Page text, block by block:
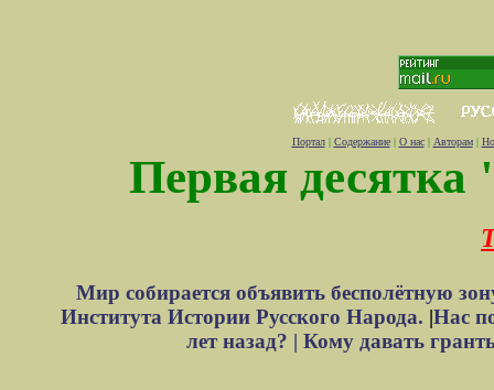
Портал| Содержание| О нас| Авторам|
Первая десятка
Мир собирается объявить бесполётную
Института Истории Русского Народа. |Нас
лет назад? | Кому давать